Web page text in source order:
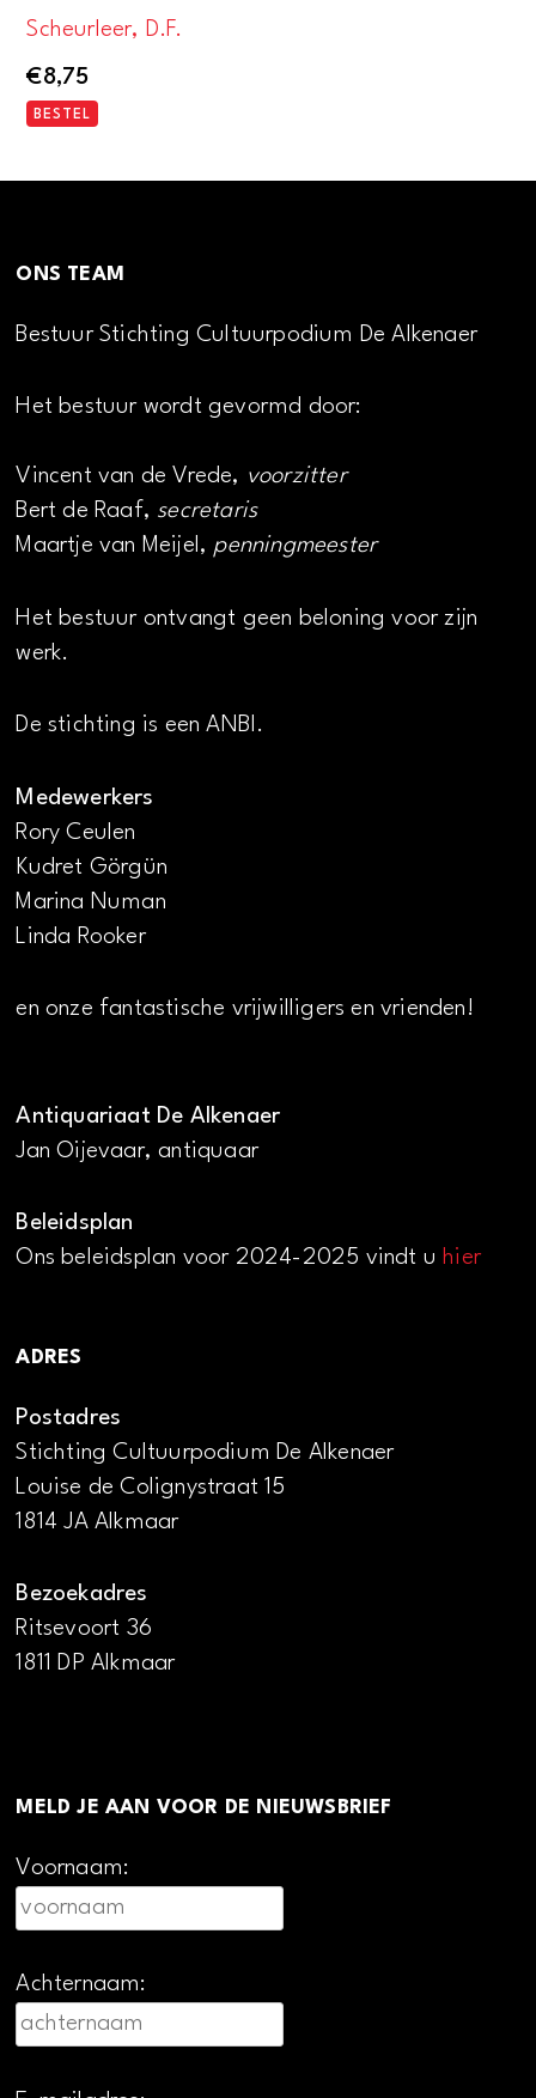
Scheurleer, D.F.
€8,75
BESTEL
ONS TEAM
Bestuur Stichting Cultuurpodium De Alkenaer
Het bestuur wordt gevormd door:
Vincent van de Vrede, voorzitter
Bert de Raaf, secretaris
Maartje van Meijel, penningmeester
Het bestuur ontvangt geen beloning voor zijn
werk.
De stichting is een ANBI.
Medewerkers
Rory Ceulen
Kudret Görgün
Marina Numan
Linda Rooker
en onze fantastische vrijwilligers en vrienden!
Antiquariaat De Alkenaer
Jan Oijevaar, antiquaar
Beleidsplan
Ons beleidsplan voor 2024-2025 vindt uhier
ADRES
Postadres
Stichting Cultuurpodium De Alkenaer
Louise de Colignystraat 15
1814 JA Alkmaar
Bezoekadres
Ritsevoort 36
1811 DP Alkmaar
MELD JE AAN VOOR DE NIEUWSBRIEF
Voornaam:
Achternaam: